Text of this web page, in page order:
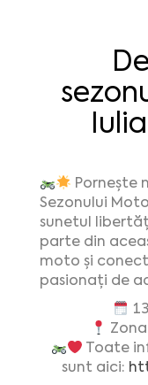
Pornește
Sezonului
sunetul
parte din
moto și
pasionați de
Toate
sunt aici: